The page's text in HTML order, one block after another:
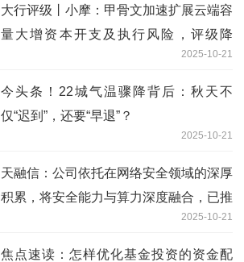
大行评级丨小摩：甲骨文加速扩展云端容
量大增资本开支及执行风险，评级降
2025-10-21
今头条！22城气温骤降背后：秋天不
仅“迟到”，还要“早退”？
2025-10-21
天融信：公司依托在网络安全领域的深厚
积累，将安全能力与算力深度融合，已推
出智算云平台、智算一体机等系列产品
独家
2025-10-21
焦点速读：怎样优化基金投资的资金配